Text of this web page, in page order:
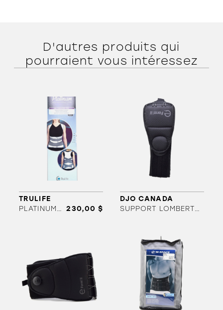
D'autres produits qui
pourraient vous intéressez
TRULIFE
PLATINUM THORA.LOMBA
230,00 $
DJO CANADA
SUPPORT LOMBERT EXOS FORM